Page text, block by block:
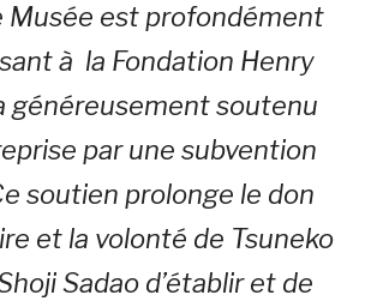
Musée est profondément
à la Fondation Henry
généreusement soutenu
par une subvention
soutien prolonge le don
et la volonté de Tsuneko
Sadao d’établir et de